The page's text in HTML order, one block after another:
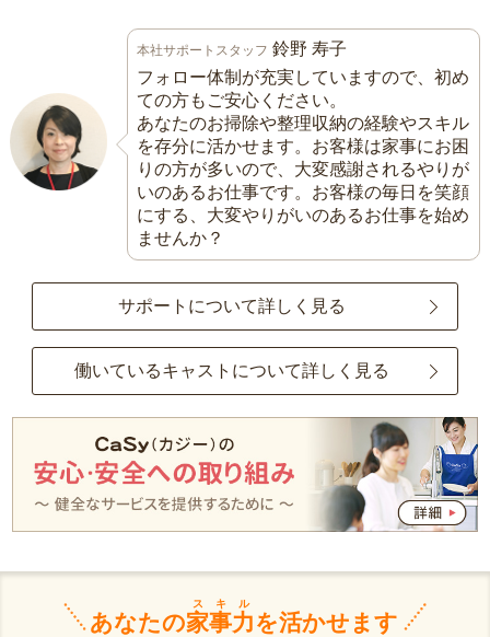
本社サポートスタッフ 鈴野 寿子
フォロー体制が充実していますので、初め
ての方もご安心ください。
あなたのお掃除や整理収納の経験やスキル
を存分に活かせます。お客様は家事にお困
りの方が多いので、大変感謝されるやりが
いのあるお仕事です。お客様の毎日を笑顔
にする、大変やりがいのあるお仕事を始め
ませんか？
サポートについて詳しく見る
働いているキャストについて詳しく見る
あなたの家事力
スキル
を活かせます